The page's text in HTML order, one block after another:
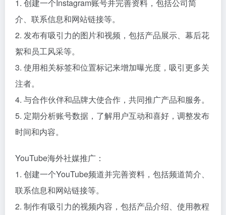
1. 创建一个Instagram账号并完善资料，包括公司简
介、联系信息和网站链接等。
2. 发布有吸引力的图片和视频，包括产品展示、幕后花
絮和员工风采等。
3. 使用相关标签和位置标记来增加曝光度，吸引更多关
注者。
4. 与合作伙伴和品牌大使合作，共同推广产品和服务。
5. 定期分析账号数据，了解用户互动和喜好，调整发布
时间和内容。
YouTube海外社媒推广：
1. 创建一个YouTube频道并完善资料，包括频道简介、
联系信息和网站链接等。
2. 制作有吸引力的视频内容，包括产品介绍、使用教程